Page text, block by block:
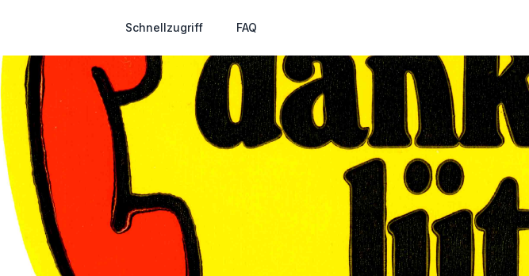
Schnellzugriff FAQ